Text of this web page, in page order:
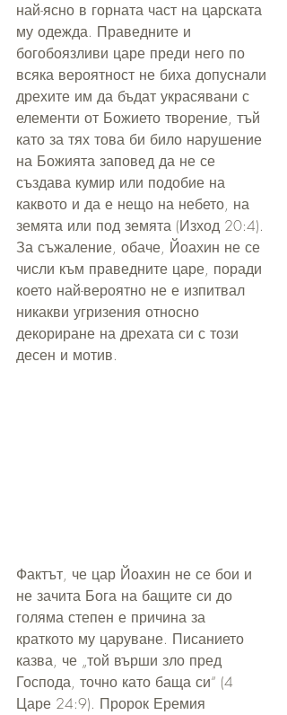
най-ясно в горната част на царската
му одежда. Праведните и
богобоязливи царе преди него по
всяка вероятност не биха допуснали
дрехите им да бъдат украсявани с
елементи от Божието творение, тъй
като за тях това би било нарушение
на Божията заповед да не се
създава кумир или подобие на
каквото и да е нещо на небето, на
земята или под земята (Изход 20:4).
За съжаление, обаче, Йоахин не се
числи към праведните царе, поради
което най-вероятно не е изпитвал
никакви угризения относно
декориране на дрехата си с този
десен и мотив.
Фактът, че цар Йоахин не се бои и
не зачита Бога на бащите си до
голяма степен е причина за
краткото му царуване. Писанието
казва, че „той върши зло пред
Господа, точно като баща си“ (4
Царе 24:9). Пророк Еремия